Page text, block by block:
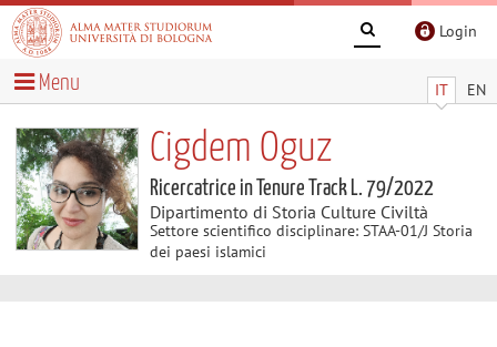
Login
IT EN
Menu
Cigdem Oguz
Ricercatrice in Tenure Track L. 79/2022
Dipartimento di Storia Culture Civiltà
Settore scientifico disciplinare: STAA-01/J Storia
dei paesi islamici